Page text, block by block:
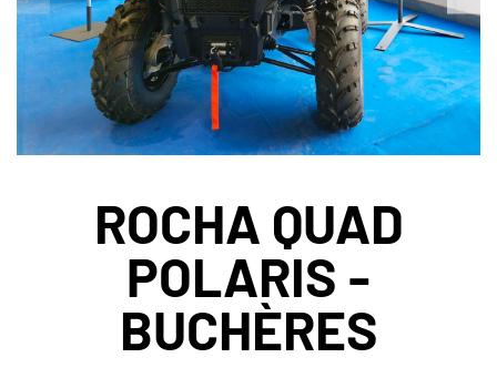
ROCHA QUAD
POLARIS -
BUCHÈRES